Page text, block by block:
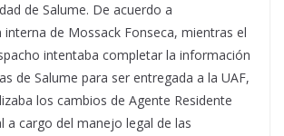
de Salume. De acuerdo a
de Mossack Fonseca, mientras el
intentaba completar la información
de Salume para ser entregada a la UAF,
los cambios de Agente Residente
a cargo del manejo legal de las